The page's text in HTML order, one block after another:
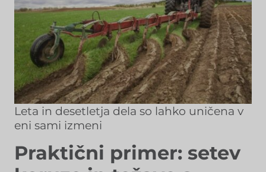
Leta in desetletja dela so lahko uničena v
eni sami izmeni
Praktični primer: setev